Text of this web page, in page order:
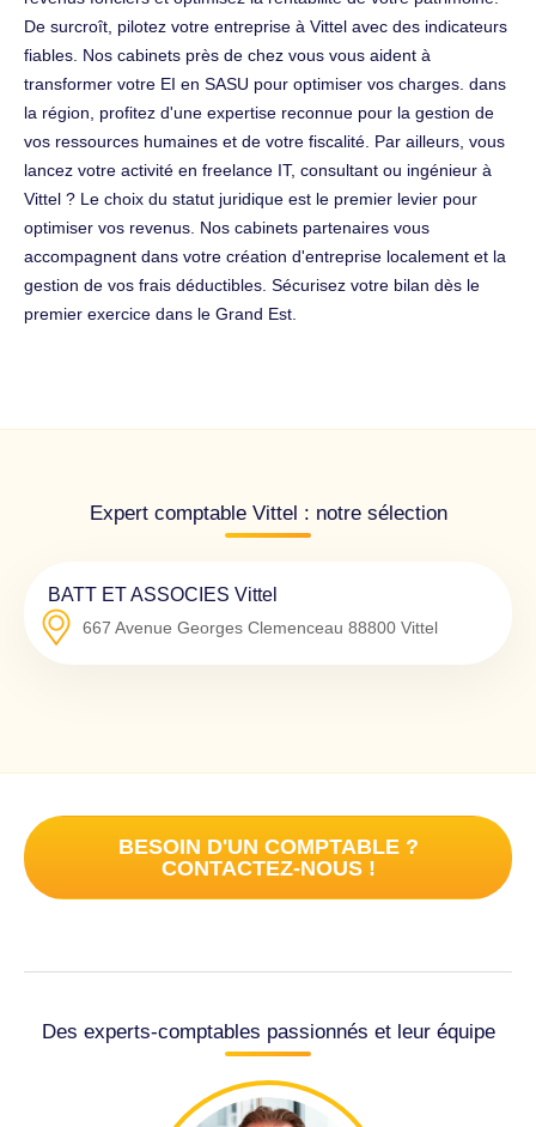
De surcroît, pilotez votre entreprise à Vittel avec des indicateurs
fiables. Nos cabinets près de chez vous vous aident à
transformer votre EI en SASU pour optimiser vos charges. dans
la région, profitez d'une expertise reconnue pour la gestion de
vos ressources humaines et de votre fiscalité. Par ailleurs, vous
lancez votre activité en freelance IT, consultant ou ingénieur à
Vittel ? Le choix du statut juridique est le premier levier pour
optimiser vos revenus. Nos cabinets partenaires vous
accompagnent dans votre création d'entreprise localement et la
gestion de vos frais déductibles. Sécurisez votre bilan dès le
premier exercice dans le Grand Est.
Expert comptable Vittel : notre sélection
BATT ET ASSOCIES Vittel
667 Avenue Georges Clemenceau 88800 Vittel
BESOIN D'UN COMPTABLE ?
CONTACTEZ-NOUS !
Des experts-comptables passionnés et leur équipe